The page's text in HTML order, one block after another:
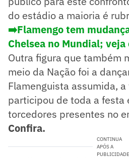
do estádio a maioria é
➡️Flamengo tem
Chelsea no Mundial; veja
Outra figura que também
meio da Nação foi a
Flamenguista assumida,
participou de toda a festa
torcedores presentes no
Confira.
CONTINUA
APÓS A
PUBLICIDADE